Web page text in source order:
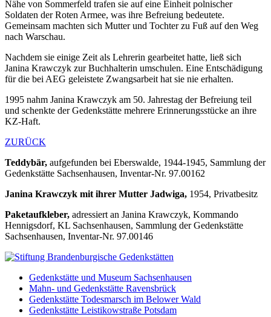
Nähe von Sommerfeld trafen sie auf eine Einheit polnischer
Soldaten der Roten Armee, was ihre Befreiung bedeutete.
Gemeinsam machten sich Mutter und Tochter zu Fuß auf den Weg
nach Warschau.
Nachdem sie einige Zeit als Lehrerin gearbeitet hatte, ließ sich
Janina Krawczyk zur Buchhalterin umschulen. Eine Entschädigung
für die bei AEG geleistete Zwangsarbeit hat sie nie erhalten.
1995 nahm Janina Krawczyk am 50. Jahrestag der Befreiung teil
und schenkte der Gedenkstätte mehrere Erinnerungsstücke an ihre
KZ-Haft.
ZURÜCK
Teddybär, aufgefunden bei Eberswalde, 1944-1945, Sammlung der
Gedenkstätte Sachsenhausen, Inventar-Nr. 97.00162
Janina Krawczyk mit ihrer Mutter Jadwiga, 1954, Privatbesitz
Paketaufkleber, adressiert an Janina Krawczyk, Kommando
Hennigsdorf, KL Sachsenhausen, Sammlung der Gedenkstätte
Sachsenhausen, Inventar-Nr. 97.00146
Gedenkstätte und Museum Sachsenhausen
Mahn- und Gedenkstätte Ravensbrück
Gedenkstätte Todesmarsch im Belower Wald
Gedenkstätte Leistikowstraße Potsdam